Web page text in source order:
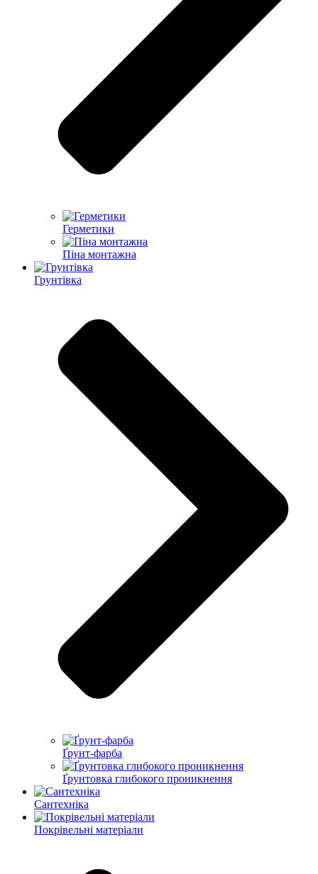
Герметики
Піна монтажна
Грунтівка
Ґрунт-фарба
Ґрунтовка глибокого проникнення
Сантехніка
Покрівельні матеріали